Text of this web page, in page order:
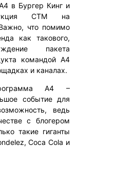
в Бургер Кинг и
СТМ на
что помимо
как такового,
пакета
командой А4
и каналах.
А4 –
событие для
ведь
с блогером
такие гиганты
Coca Cola и